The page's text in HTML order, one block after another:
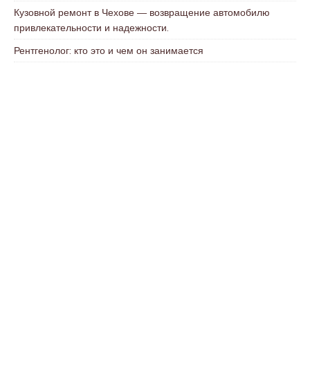
Кузовной ремонт в Чехове — возвращение автомобилю
привлекательности и надежности.
Рентгенолог: кто это и чем он занимается